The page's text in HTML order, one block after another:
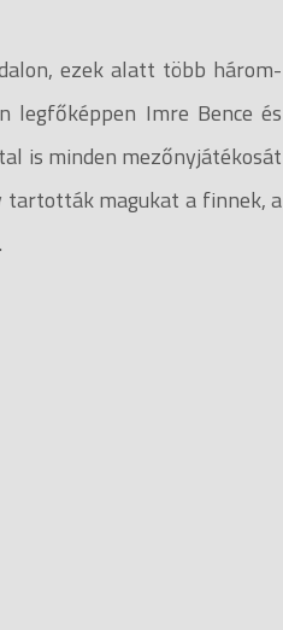
ezek alatt több három-
legfőképpen Imre Bence és
is minden mezőnyjátékosát
tartották magukat a finnek, a